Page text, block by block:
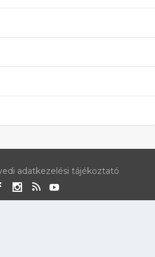
adatkezelési tájékoztató